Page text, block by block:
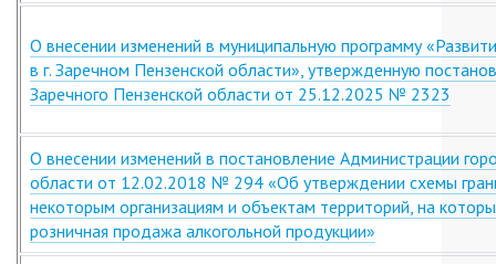
О внесении изменений в муниципальную программу
в г. Заречном Пензенской области», утвержденную
Заречного Пензенской области от 25.12.2025 № 2323
О внесении изменений в постановление Администрации
области от 12.02.2018 № 294 «Об утверждении схемы
некоторым организациям и объектам территорий, на
розничная продажа алкогольной продукции»